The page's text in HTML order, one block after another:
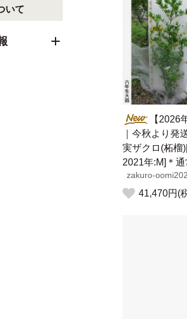
いて
【2026
｜今秋より
実ザクロ(柘榴
2021年:M]＊
zakuro-
41,470円(